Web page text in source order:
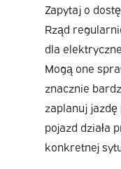
Zapytaj o
Rząd
dla
Mogą one
znacznie
zaplanuj
pojazd działa
konkretnej